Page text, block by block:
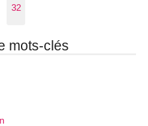
32
mots-clés